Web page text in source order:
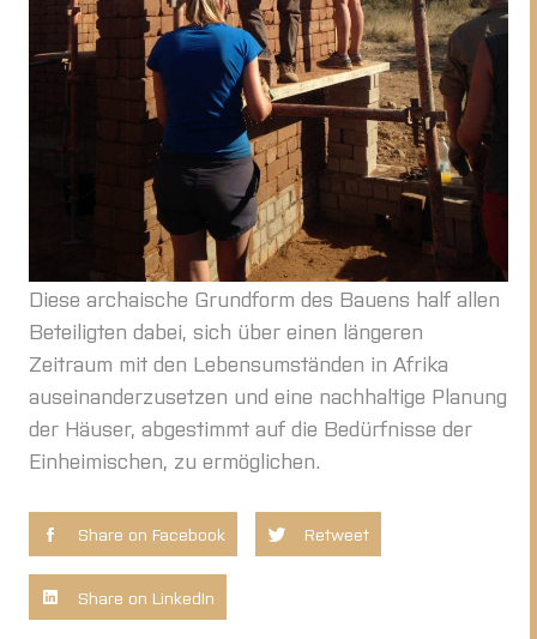
Diese archaische Grundform des Bauens half allen
Beteiligten dabei, sich über einen längeren
Zeitraum mit den Lebensumständen in Afrika
auseinanderzusetzen und eine nachhaltige Planung
der Häuser, abgestimmt auf die Bedürfnisse der
Einheimischen, zu ermöglichen.
Share on Facebook Retweet
Share on LinkedIn